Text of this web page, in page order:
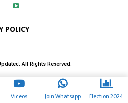
POLICY
All Rights Reserved.
Videos Join Whatsapp Election 2024